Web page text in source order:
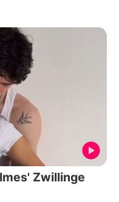
Zwillinge